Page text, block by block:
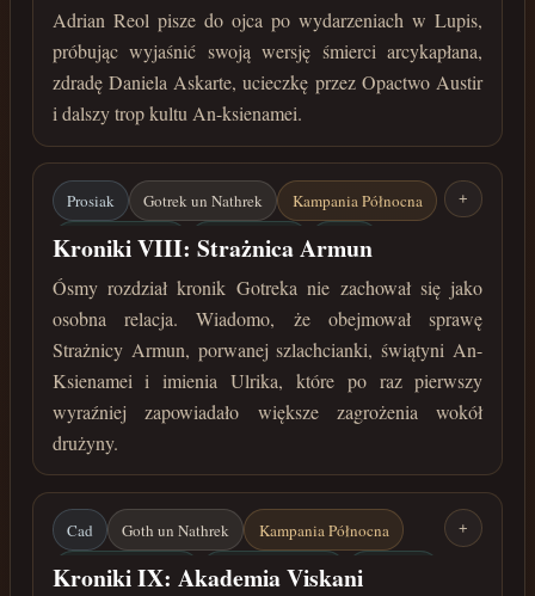
Opactwo Austir
An-Ksienamei
lata 34-32 przed Zaćmieniem
Adrian Reol pisze do ojca po wydarzeniach w Lupis,
próbując wyjaśnić swoją wersję śmierci arcykapłana,
zdradę Daniela Askarte, ucieczkę przez Opactwo Austir
i dalszy trop kultu An-ksienamei.
Prosiak Gotrek un Nathrek
Kampania Północna
Strażnica Armun
An-Ksienamei
Ulrika
Kościany wilk
lipiec 33 roku przed Zaćmieniem
+
Kroniki VIII: Strażnica Armun
Ósmy rozdział kronik Gotreka nie zachował się jako
osobna relacja. Wiadomo, że obejmował sprawę
Strażnicy Armun, porwanej szlachcianki, świątyni An-
Ksienamei i imienia Ulrika, które po raz pierwszy
wyraźniej zapowiadało większe zagrożenia wokół
drużyny.
Cad Goth un Nathrek
Kampania Północna
Akademia Viskani
Zaginione zapiski
Szkolenie
+
Kroniki IX: Akademia Viskani